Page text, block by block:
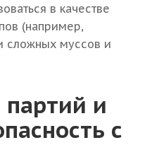
в качестве
(например,
сложных муссов и
партий и
с